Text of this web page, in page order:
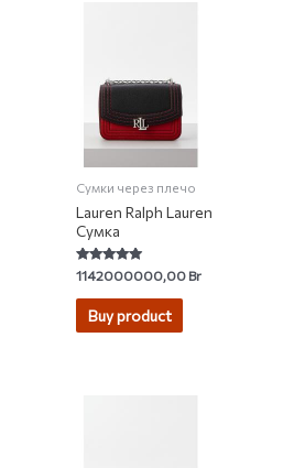
Сумки через плечо
Lauren Ralph Lauren
Сумка
Rated
5.00
out of 5
1142000000,00Br
Buy product